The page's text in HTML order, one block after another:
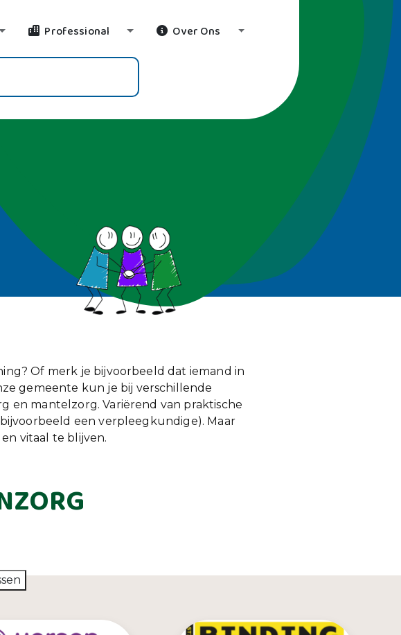
Dropdown
Professional Toggle Dropdown
Over Ons Toggle Dropdown
Of merk je bijvoorbeeld dat iemand in
gemeente kun je bij verschillende
en mantelzorg. Variërend van praktische
een verpleegkundige). Maar
vitaal te blijven.